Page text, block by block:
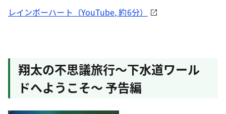
レインボーハート（YouTube, 約6分）
翔太の不思議旅行～下水道ワール
ドへようこそ～ 予告編